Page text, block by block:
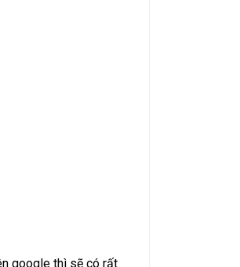
google thì sẽ có rất